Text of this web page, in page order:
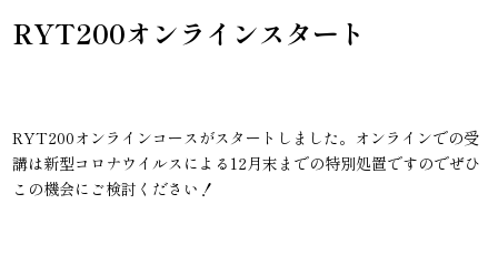
RYT200オンラインスタート
RYT200オンラインコースがスタートしました。オンラインでの受
講は新型コロナウイルスによる12月末までの特別処置ですのでぜひ
この機会にご検討ください！